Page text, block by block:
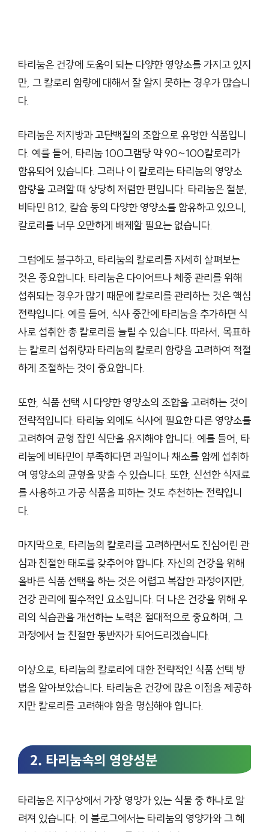
타리눔은 건강에 도움이 되는 다양한 영양소를 가지고 있지
만, 그 칼로리 함량에 대해서 잘 알지 못하는 경우가 많습니
다.
타리눔은 저지방과 고단백질의 조합으로 유명한 식품입니
다. 예를 들어, 타리눔 100그램당 약 90~100칼로리가
함유되어 있습니다. 그러나 이 칼로리는 타리눔의 영양소
함량을 고려할 때 상당히 저렴한 편입니다. 타리눔은 철분,
비타민 B12, 칼슘 등의 다양한 영양소를 함유하고 있으니,
칼로리를 너무 오만하게 배제할 필요는 없습니다.
그럼에도 불구하고, 타리눔의 칼로리를 자세히 살펴보는
것은 중요합니다. 타리눔은 다이어트나 체중 관리를 위해
섭취되는 경우가 많기 때문에 칼로리를 관리하는 것은 핵심
전략입니다. 예를 들어, 식사 중간에 타리눔을 추가하면 식
사로 섭취한 총 칼로리를 늘릴 수 있습니다. 따라서, 목표하
는 칼로리 섭취량과 타리눔의 칼로리 함량을 고려하여 적절
하게 조절하는 것이 중요합니다.
또한, 식품 선택 시 다양한 영양소의 조합을 고려하는 것이
전략적입니다. 타리눔 외에도 식사에 필요한 다른 영양소를
고려하여 균형 잡힌 식단을 유지해야 합니다. 예를 들어, 타
리눔에 비타민이 부족하다면 과일이나 채소를 함께 섭취하
여 영양소의 균형을 맞출 수 있습니다. 또한, 신선한 식재료
를 사용하고 가공 식품을 피하는 것도 추천하는 전략입니
다.
마지막으로, 타리눔의 칼로리를 고려하면서도 진심어린 관
심과 친절한 태도를 갖추어야 합니다. 자신의 건강을 위해
올바른 식품 선택을 하는 것은 어렵고 복잡한 과정이지만,
건강 관리에 필수적인 요소입니다. 더 나은 건강을 위해 우
리의 식습관을 개선하는 노력은 절대적으로 중요하며, 그
과정에서 늘 친절한 동반자가 되어드리겠습니다.
이상으로, 타리눔의 칼로리에 대한 전략적인 식품 선택 방
법을 알아보았습니다. 타리눔은 건강에 많은 이점을 제공하
지만 칼로리를 고려해야 함을 명심해야 합니다.
2. 타리눔속의 영양성분
타리눔은 지구상에서 가장 영양가 있는 식물 중 하나로 알
려져 있습니다. 이 블로그에서는 타리눔의 영양가와 그 혜